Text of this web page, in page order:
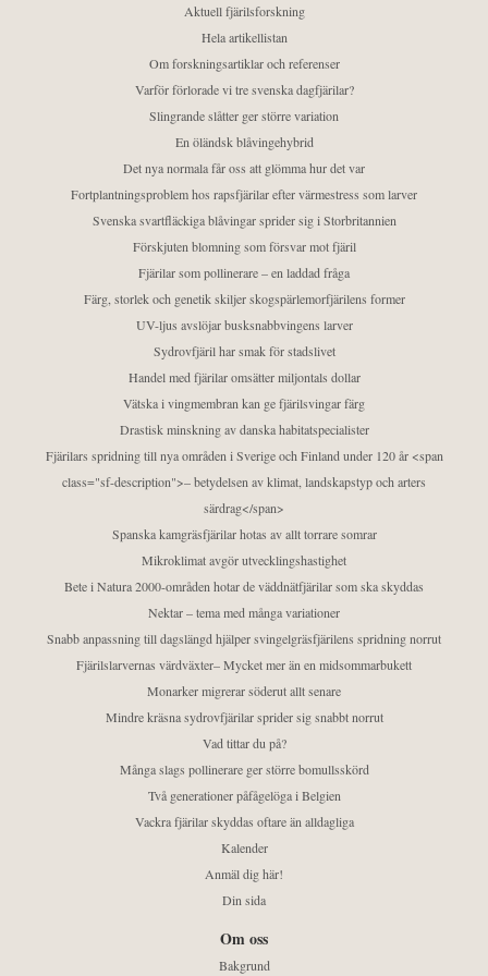
Aktuell fjärilsforskning
Hela artikellistan
Om forskningsartiklar och referenser
Varför förlorade vi tre svenska dagfjärilar?
Slingrande slåtter ger större variation
En öländsk blåvingehybrid
Det nya normala får oss att glömma hur det var
Fortplantningsproblem hos rapsfjärilar efter värmestress som larver
Svenska svartfläckiga blåvingar sprider sig i Storbritannien
Förskjuten blomning som försvar mot fjäril
Fjärilar som pollinerare – en laddad fråga
Färg, storlek och genetik skiljer skogspärlemorfjärilens former
UV-ljus avslöjar busksnabbvingens larver
Sydrovfjäril har smak för stadslivet
Handel med fjärilar omsätter miljontals dollar
Vätska i vingmembran kan ge fjärilsvingar färg
Drastisk minskning av danska habitatspecialister
Fjärilars spridning till nya områden i Sverige och Finland under 120 år <span
class="sf-description">– betydelsen av klimat, landskapstyp och arters
särdrag</span>
Spanska kamgräsfjärilar hotas av allt torrare somrar
Mikroklimat avgör utvecklingshastighet
Bete i Natura 2000-områden hotar de väddnätfjärilar som ska skyddas
Nektar – tema med många variationer
Snabb anpassning till dagslängd hjälper svingelgräsfjärilens spridning norrut
Fjärilslarvernas värdväxter– Mycket mer än en midsommarbukett
Monarker migrerar söderut allt senare
Mindre kräsna sydrovfjärilar sprider sig snabbt norrut
Vad tittar du på?
Många slags pollinerare ger större bomullsskörd
Två generationer påfågelöga i Belgien
Vackra fjärilar skyddas oftare än alldagliga
Kalender
Anmäl dig här!
Din sida
Om oss
Bakgrund